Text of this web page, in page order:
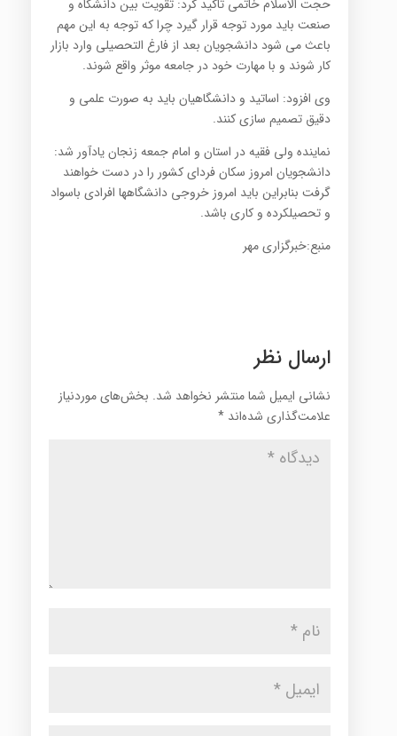
حجت الاسلام خاتمی تاکید کرد: تقویت بین دانشگاه و
صنعت باید مورد توجه قرار گیرد چرا که توجه به این مهم
باعث می شود دانشجویان بعد از فارغ التحصیلی وارد بازار
کار شوند و با مهارت خود در جامعه موثر واقع شوند.
وی افزود: اساتید و دانشگاهیان باید به صورت علمی و
دقیق تصمیم سازی کنند.
نماینده ولی فقیه در استان و امام جمعه زنجان یادآور شد:
دانشجویان امروز سکان فردای کشور را در دست خواهند
گرفت بنابراین باید امروز خروجی دانشگاهها افرادی باسواد
و تحصیلکرده و کاری باشد.
منبع:خبرگزاری مهر
ارسال نظر
نشانی ایمیل شما منتشر نخواهد شد. بخش‌های موردنیاز
علامت‌گذاری شده‌اند *